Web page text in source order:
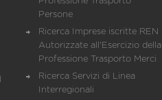
Persone
Ricerca Imprese iscritte REN
Autorizzate all'Esercizio della
Professione Trasporto Merci
Ricerca Servizi di Linea
Interregionali